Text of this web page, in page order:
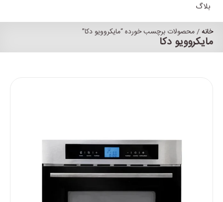
بلاگ
مایکروویو دکا
خانه/ محصولات برچسب خورده “مایکروویو دکا”